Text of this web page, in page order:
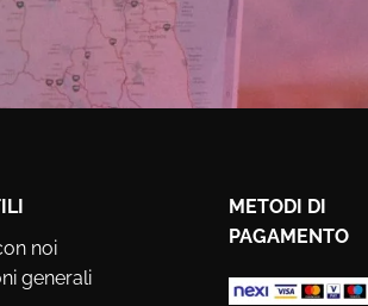
noi
generali
METODI DI
PAGAMENTO